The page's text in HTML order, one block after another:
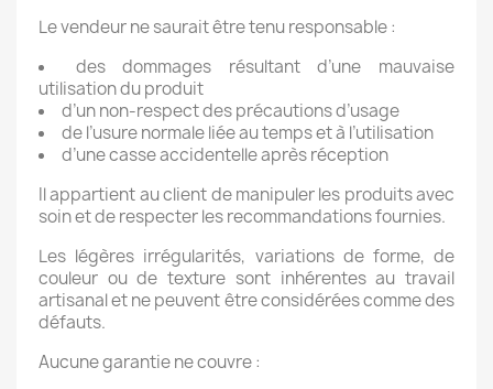
Le vendeur ne saurait être tenu responsable :
des dommages résultant d’une mauvaise
utilisation du produit
d’un non-respect des précautions d’usage
de l’usure normale liée au temps et à l’utilisation
d’une casse accidentelle après réception
Il appartient au client de manipuler les produits avec
soin et de respecter les recommandations fournies.
Les légères irrégularités, variations de forme, de
couleur ou de texture sont inhérentes au travail
artisanal et ne peuvent être considérées comme des
défauts.
Aucune garantie ne couvre :